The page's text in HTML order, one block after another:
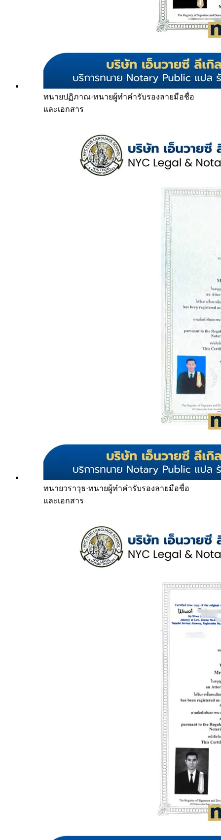
ทนายปฏิภาณ·ทนายผู้ทำคำรับรองลายมือชื่อ
และเอกสาร
ทนายวราวุธ·ทนายผู้ทำคำรับรองลายมือชื่อ
และเอกสาร